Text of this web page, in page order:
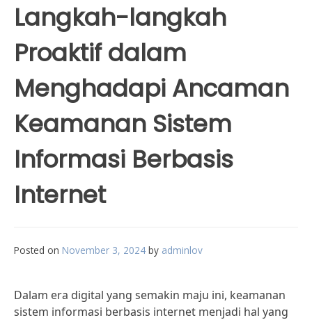
Langkah-langkah
Proaktif dalam
Menghadapi Ancaman
Keamanan Sistem
Informasi Berbasis
Internet
Posted on November 3, 2024 by adminlov
Dalam era digital yang semakin maju ini, keamanan
sistem informasi berbasis internet menjadi hal yang